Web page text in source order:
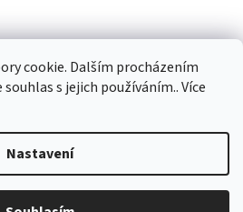
cookie. Dalším procházením
s jejich používáním.. Více
Nastavení
. Všechna práva